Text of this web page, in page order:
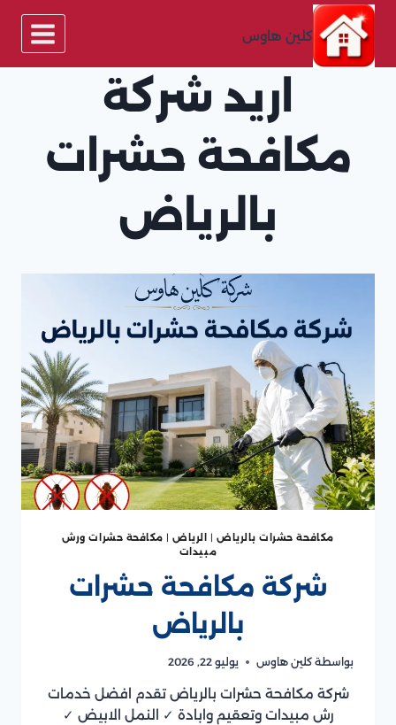
التجاوز
المحتوى
كلين هاوس
اريد شركة
مكافحة حشرات
بالرياض
مكافحة حشرات بالرياض| الرياض| مكافحة حشرات ورش
مبيدات
شركة مكافحة حشرات
بالرياض
بواسطة كلين هاوس يوليو 22, 2026
شركة مكافحة حشرات بالرياض تقدم افضل خدمات
رش مبيدات وتعقيم وابادة ✓ النمل الابيض ✓